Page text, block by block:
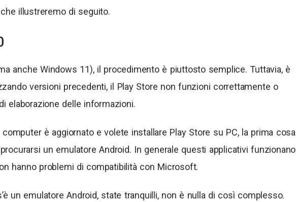
illustreremo di seguito.
anche Windows 11), il procedimento è piuttosto semplice. Tuttavia, è
versioni precedenti, il Play Store non funzioni correttamente o
elaborazione delle informazioni.
è aggiornato e volete installare Play Store su PC, la prima cosa
un emulatore Android. In generale questi applicativi funzionano
hanno problemi di compatibilità con Microsoft.
un emulatore Android, state tranquilli, non è nulla di così complesso.